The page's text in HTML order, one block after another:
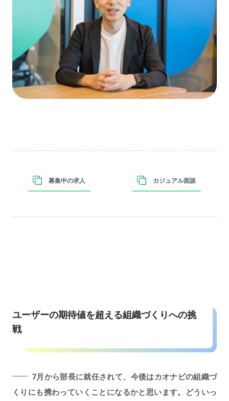
募集中の求人 カジュアル面談
ユーザーの期待値を超える組織づくりへの挑
戦
7月から部長に就任されて、今後はカオナビの組織づ
くりにも携わっていくことになるかと思います。どういっ